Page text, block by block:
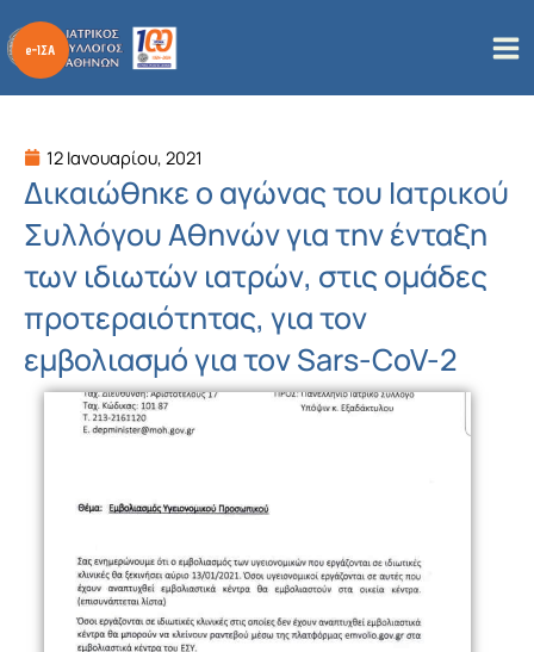
στο
περιεχόμενο
12 Ιανουαρίου, 2021
Δικαιώθηκε ο αγώνας του Ιατρικού
Συλλόγου Αθηνών για την ένταξη
των ιδιωτών ιατρών, στις ομάδες
προτεραιότητας, για τον
εμβολιασμό για τον Sars-CoV-2